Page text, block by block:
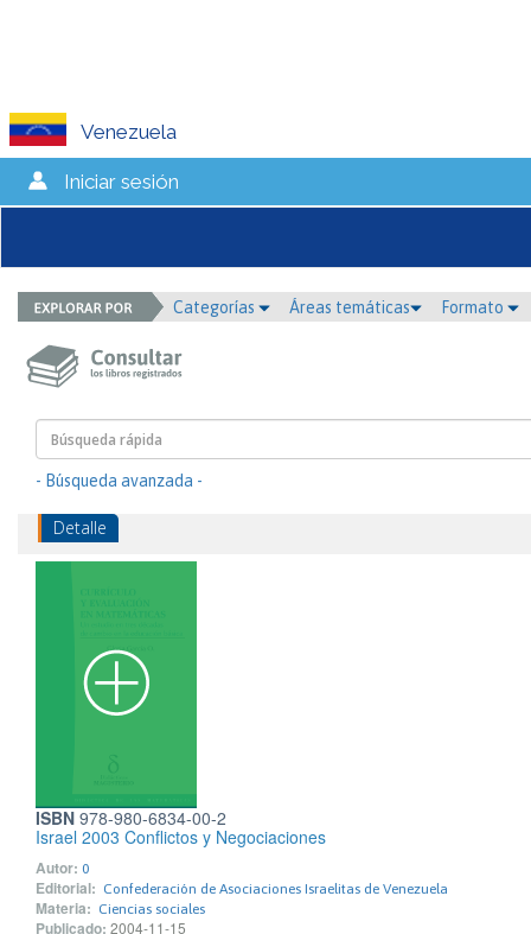
Venezuela
Iniciar sesión
Categorías Áreas temáticas Formato
- Búsqueda avanzada -
Detalle
ISBN 978-980-6834-00-2
Israel 2003 Conflictos y Negociaciones
Autor: 0
Editorial: Confederación de Asociaciones Israelitas de Venezuela
Materia: Ciencias sociales
Publicado: 2004-11-15